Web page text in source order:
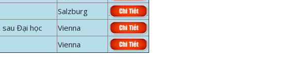
Salzburg
Đại học
Vienna
Vienna